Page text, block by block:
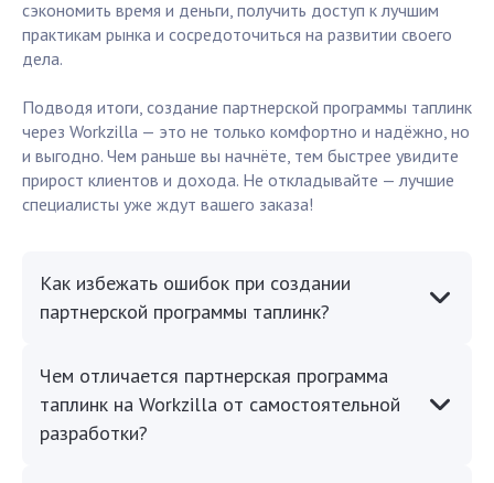
сэкономить время и деньги, получить доступ к лучшим
практикам рынка и сосредоточиться на развитии своего
дела.
Подводя итоги, создание партнерской программы таплинк
через Workzilla — это не только комфортно и надёжно, но
и выгодно. Чем раньше вы начнёте, тем быстрее увидите
прирост клиентов и дохода. Не откладывайте — лучшие
специалисты уже ждут вашего заказа!
Как избежать ошибок при создании
партнерской программы таплинк?
Чем отличается партнерская программа
таплинк на Workzilla от самостоятельной
разработки?